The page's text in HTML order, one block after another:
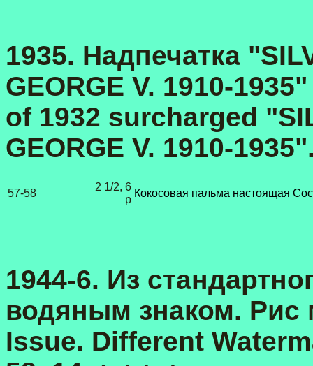
1935. Надпечатка
GEORGE V. 1910-
of 1932 surcharged
GEORGE V. 1910-
57-58
2 1/2, 6
p
Кокосовая пальма настоящая
1944-6. Из
водяным знаком. Рис
Issue. Different